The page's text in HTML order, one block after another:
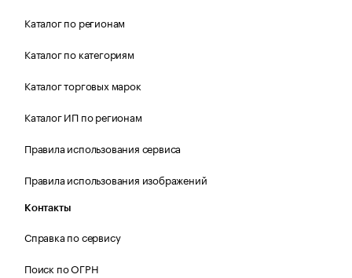
Каталог по регионам
Каталог по категориям
Каталог торговых марок
Каталог ИП по регионам
Правила использования сервиса
Правила использования изображений
Контакты
Справка по сервису
Поиск по ОГРН